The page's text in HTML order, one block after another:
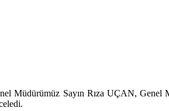
Müdürümüz Sayın Rıza UÇAN, Genel